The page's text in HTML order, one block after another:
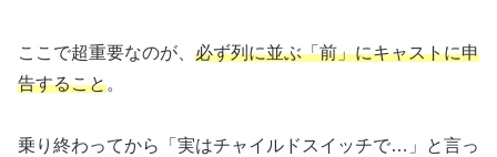
ここで超重要なのが、 必ず列に並ぶ「前」にキャストに申
告すること。
乗り終わってから「実はチャイルドスイッチで…」と言っ